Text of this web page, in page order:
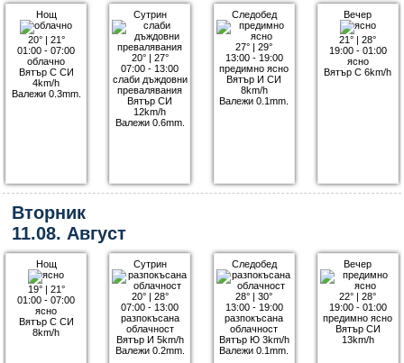
Нощ
20°| 21°
01:00 - 07:00
облачно
Вятър С СИ
4km/h
Валежи 0.3mm.
Сутрин
20°| 27°
07:00 - 13:00
слаби дъждовни
превалявания
Вятър СИ
12km/h
Валежи 0.6mm.
Следобед
27° |29°
13:00 - 19:00
предимно ясно
Вятър И СИ
8km/h
Валежи 0.1mm.
Вечер
21° |28°
19:00 - 01:00
ясно
Вятър С 6km/h
Вторник
11.08. Август
Нощ
19°| 21°
01:00 - 07:00
ясно
Вятър С СИ
8km/h
Сутрин
20°| 28°
07:00 - 13:00
разпокъсана
облачност
Вятър И 5km/h
Валежи 0.2mm.
Следобед
28° |30°
13:00 - 19:00
разпокъсана
облачност
Вятър Ю 3km/h
Валежи 0.1mm.
Вечер
22° |28°
19:00 - 01:00
предимно ясно
Вятър СИ
13km/h